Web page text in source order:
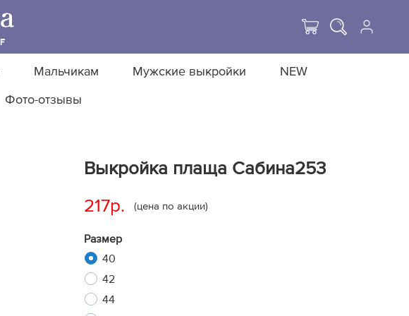
Мальчикам Мужские выкройки NEW
Фото-отзывы
Выкройка плаща Сабина253
217р. (цена по акции)
Размер
40
42
44